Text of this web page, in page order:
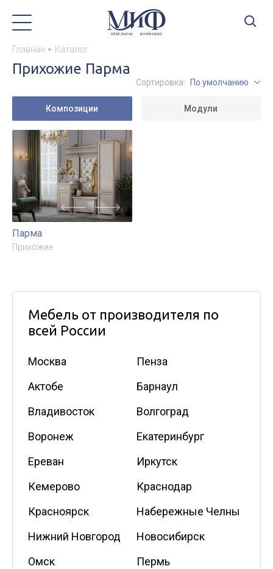
Главная Каталог
Прихожие Парма
Сортировка: По умолчанию
Композиции Модули
Парма
Прихожие
Мебель от производителя по
всей России
Москва
Пенза
Актобе
Барнаул
Владивосток
Волгоград
Воронеж
Екатеринбург
Ереван
Иркутск
Кемерово
Краснодар
Красноярск
Набережные Челны
Нижний Новгород
Новосибирск
Омск
Пермь